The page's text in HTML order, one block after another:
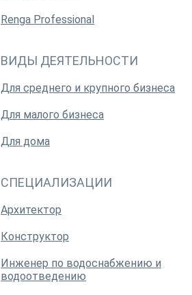
Renga Professional
ВИДЫ ДЕЯТЕЛЬНОСТИ
Для среднего и крупного бизнеса
Для малого бизнеса
Для дома
СПЕЦИАЛИЗАЦИИ
Архитектор
Конструктор
Инженер по водоснабжению и
водоотведению